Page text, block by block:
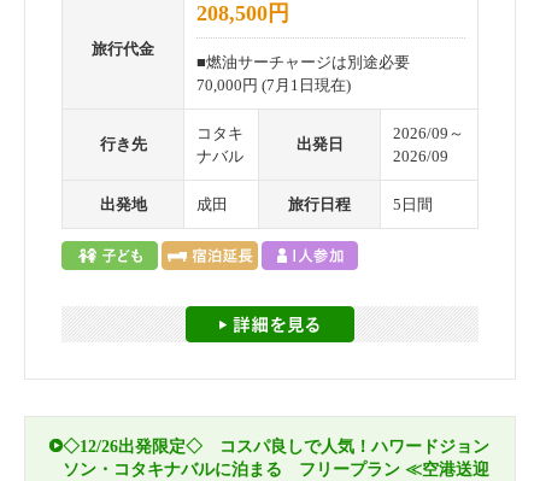
旅行代金
208,500円
■燃油サーチャージは別途必要
70,000円 (7月1日現在)
行き先
コタキ
ナバル
出発日
2026/09～
2026/09
出発地 成田 旅行日程 5日間
◇12/26出発限定◇ コスパ良しで人気！ハワードジョン
ソン・コタキナバルに泊まる フリープラン ≪空港送迎